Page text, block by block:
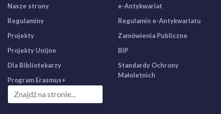
Nasze strony
Regulaminy
Projekty
Projekty Unijne
Dla Bibliotekarzy
Program Erasmus+
e-Antykwariat
Regulamin e-Antykwariatu
Zamówienia Publiczne
BIP
Standardy Ochrony
Małoletnich